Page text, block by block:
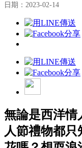
日期：2023-02-14
無論是西洋情
人節禮物都